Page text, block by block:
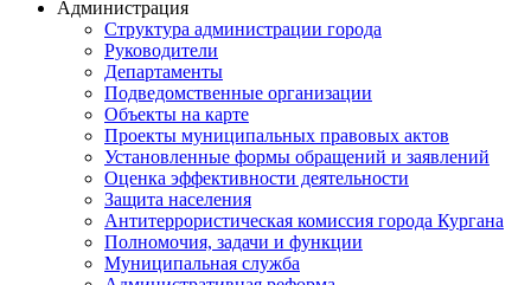
Администрация
Структура администрации города
Руководители
Департаменты
Подведомственные организации
Объекты на карте
Проекты муниципальных правовых актов
Установленные формы обращений и заявлений
Оценка эффективности деятельности
Защита населения
Антитеррористическая комиссия города Кургана
Полномочия, задачи и функции
Муниципальная служба